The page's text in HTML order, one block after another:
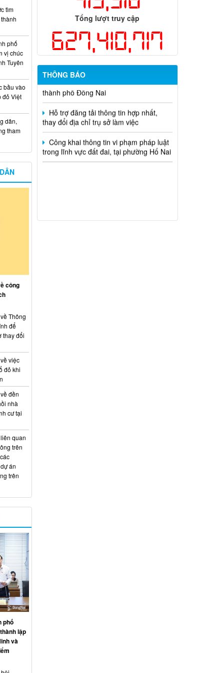
Tổng lượt truy cập
627,410,717
THÔNG BÁO
dụng ngân sách nhà nước đặt hàng thực
hiện năm 2026 (đợt 1) lần 3
Kế hoạch Thông tin, tuyên truyền triển
khai Kế hoạch Khám sức khỏe định kỳ
hoặc khám sàng lọc miễn phí ít nhất mỗi
năm một lần cho người dân trên địa bàn
thành phố Đồng Nai
Hỗ trợ đăng tải thông tin hợp nhất,
thay đổi địa chỉ trụ sở làm việc
Công khai thông tin vi phạm pháp luật
trong lĩnh vực đất đai, tại phường Hố Nai
tìm
phố
vị chúc
Tuyên
bầu vào
đỏ Việt
dân,
tham
công
Thông
để
thay đổi
việc
đỏ khi
đền
nhà
cư tại
quan
trên
án
trên
phố
lập
và